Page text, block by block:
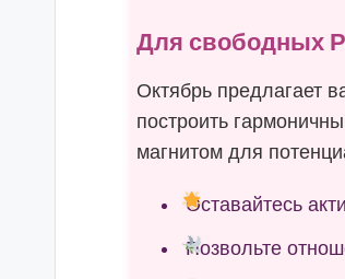
Для свободных
Октябрь предлагает
построить
магнитом для
Оставайтесь
Позвольте